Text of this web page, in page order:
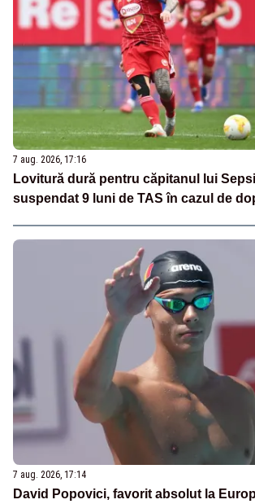
7 aug. 2026, 17:16
Lovitură dură pentru căpitanul lui
suspendat 9 luni de TAS în cazul de
7 aug. 2026, 17:14
David Popovici, favorit absolut la